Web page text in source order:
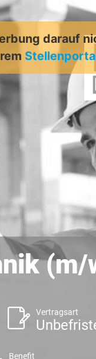
darauf
(m/
Vertragsart
Benefit